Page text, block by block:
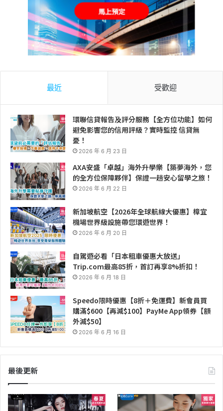
最近 受歡迎
環聯信貸報告及評分服務【全方位功能】如何
避免影響您的信用評級？實時監控 信貸無
憂！
2026 年 6 月 23 日
AXA安盛「卓越」海外升學樂【築夢海外，您
的全方位保障夥伴】保證一趟安心留學之旅！
2026 年 6 月 22 日
新加坡航空【2026年全球航線大優惠】樟宜
機場世界級設施帶您環遊世界！
2026 年 6 月 20 日
自駕遊必看「日本租車優惠大放送」
Trip.com最高85折，首訂再享8%折扣！
2026 年 6 月 18 日
Speedo限時優惠【8折＋免運費】新會員買
購滿$600【再減$100】PayMe App領券【額
外減$50】
2026 年 6 月 16 日
最後更新